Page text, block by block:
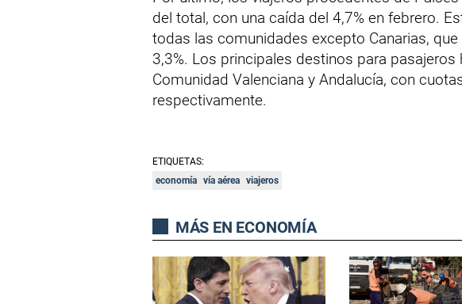
del total, con una caída del 4,7% en febrero.
todas las comunidades excepto Canarias,
3,3%. Los principales destinos para pasajeros
Comunidad Valenciana y Andalucía, con
respectivamente.
ETIQUETAS:
economía vía aérea viajeros
MÁS EN ECONOMÍA